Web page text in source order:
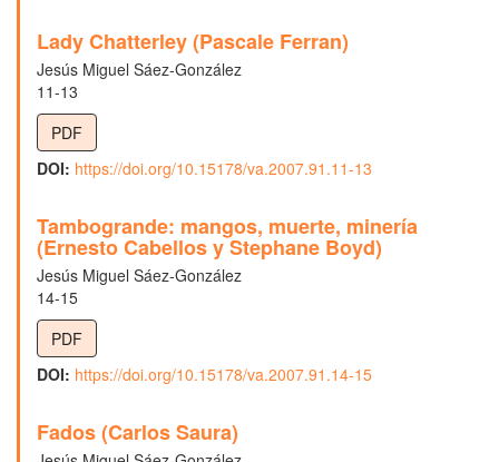
Lady Chatterley (Pascale Ferran)
Jesús Miguel Sáez-González
11-13
PDF
DOI: https://doi.org/10.15178/va.2007.91.11-13
Tambogrande: mangos, muerte, minería
(Ernesto Cabellos y Stephane Boyd)
Jesús Miguel Sáez-González
14-15
PDF
DOI: https://doi.org/10.15178/va.2007.91.14-15
Fados (Carlos Saura)